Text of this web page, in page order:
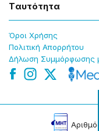
Tαυτότητα
Όροɩ Χρήσης
Πολɩτɩκή Απορρήτου
Δήλωση Συμμόρφωσης